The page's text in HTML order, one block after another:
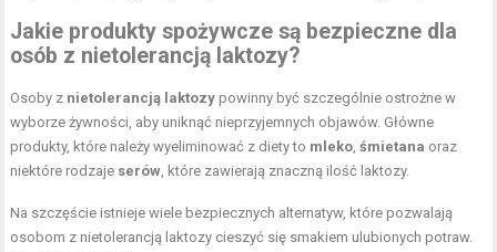
Jakie produkty spożywcze są bezpieczne dla
osób z nietolerancją laktozy?
Osoby z nietolerancją laktozy powinny być szczególnie ostrożne w
wyborze żywności, aby uniknąć nieprzyjemnych objawów. Główne
produkty, które należy wyeliminować z diety to mleko,śmietana oraz
niektóre rodzaje serów, które zawierają znaczną ilość laktozy.
Na szczęście istnieje wiele bezpiecznych alternatyw, które pozwalają
osobom z nietolerancją laktozy cieszyć się smakiem ulubionych potraw.